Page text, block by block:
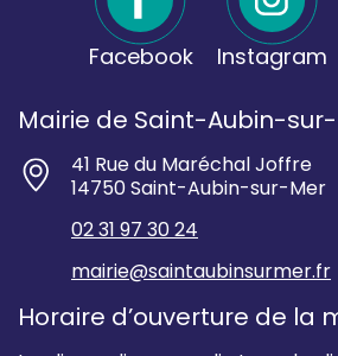
Facebook Instagram
Mairie de Saint-Aubin-
41 Rue du Maréchal Joffre
14750 Saint-Aubin-sur-Mer
02 31 97 30 24
mairie@saintaubinsurmer.fr
Horaire d’ouverture de la